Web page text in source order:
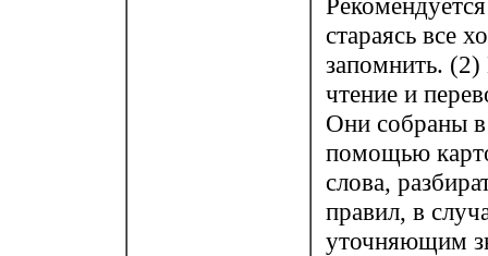
стараясь все
запомнить. (2)
чтение и
Они собраны в
помощью
слова,
правил, в
уточняющим